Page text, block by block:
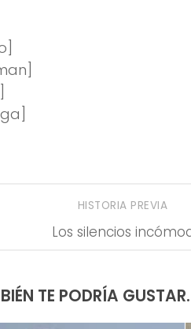
HISTORIA PREVIA
Los silencios
TE PODRÍA